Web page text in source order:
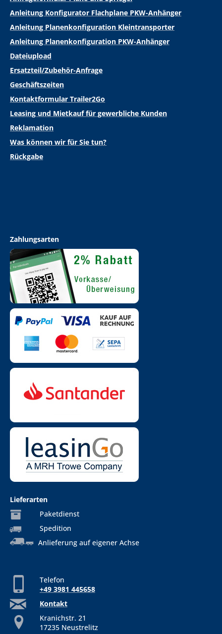
Anleitung Konfigurator Flachplane PKW-Anhänger
Anleitung Planenkonfiguration Kleintransporter
Anleitung Planenkonfiguration PKW-Anhänger
Dateiupload
Ersatzteil/Zubehör-Anfrage
Geschäftszeiten
Kontaktformular Trailer2Go
Leasing und Mietkauf für gewerbliche Kunden
Reklamation
Was können wir für Sie tun?
Rückgabe
Zahlungsarten
Lieferarten
Paketdienst
Spedition
Anlieferung auf eigener Achse
Telefon
+49 3981 445658
Kontakt
Kranichstr. 21
17235 Neustrelitz